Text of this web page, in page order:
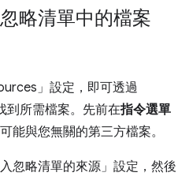
略清單中的檔案
」 設定，即可透過
到所需檔案。先前在指令選單
能與您無關的第三方檔案。
忽略清單的來源」 設定，然後